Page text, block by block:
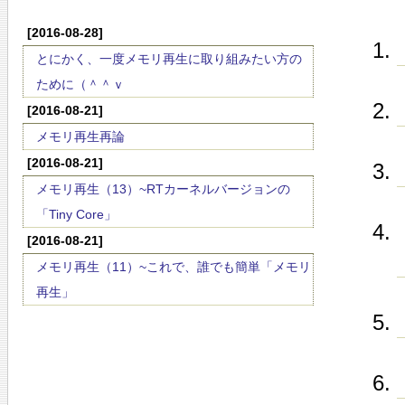
[2016-08-28]
とにかく、一度メモリ再生に取り組みたい方の
ために（＾＾ｖ
[2016-08-21]
メモリ再生再論
[2016-08-21]
メモリ再生（13）~RTカーネルバージョンの
「Tiny Core」
[2016-08-21]
メモリ再生（11）~これで、誰でも簡単「メモリ
再生」